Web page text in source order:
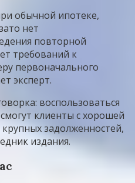
обычной ипотеке,
нет
повторной
требований к
первоначального
эксперт.
воспользоваться
клиенты с хорошей
задолженностей,
издания.